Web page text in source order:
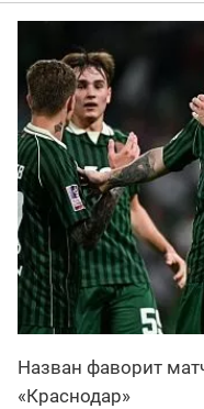
Назван фаворит
«Краснодар»